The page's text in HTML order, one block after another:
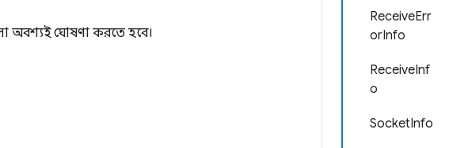
ReceiveErr
orInfo
ReceiveInf
o
SocketInfo
অবশ্যই ঘোষণা করতে হবে।